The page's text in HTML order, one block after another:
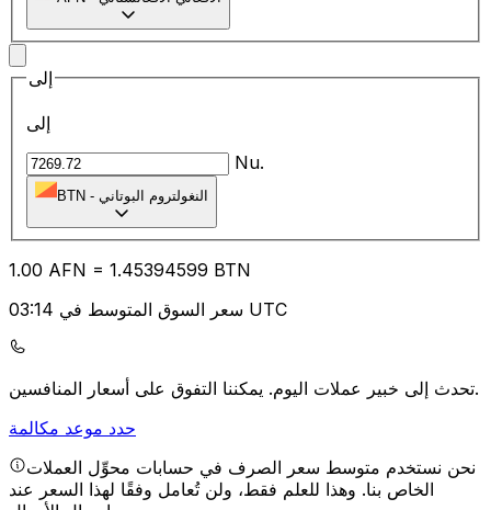
إلى
إلى
Nu.
BTN - النغولتروم البوتاني
1.00 AFN = 1.45394599 BTN
سعر السوق المتوسط في 03:14 UTC
تحدث إلى خبير عملات اليوم.يمكننا التفوق على أسعار المنافسين.
حدد موعد مكالمة
نحن نستخدم متوسط سعر الصرف في حسابات محوِّل العملات
الخاص بنا. وهذا للعلم فقط، ولن تُعامل وفقًا لهذا السعر عند